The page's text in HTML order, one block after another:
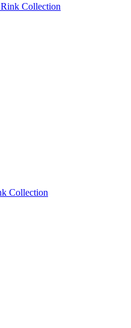
Collection
Collection